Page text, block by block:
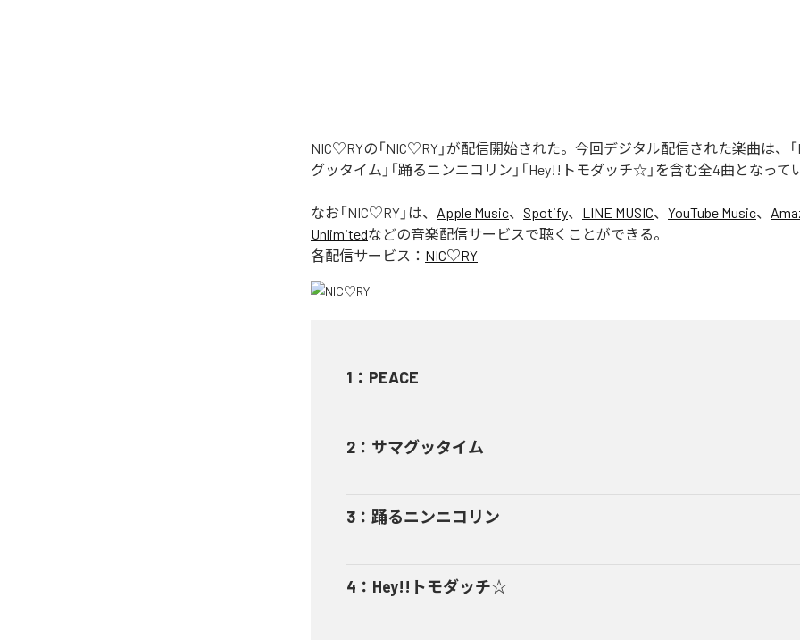
NIC♡RYの「NIC♡RY」が配信開始された。今回デジタル配信された楽曲は、「
グッタイム」「踊るニンニコリン」「Hey!!トモダッチ☆」を含む全4曲となって
なお「NIC♡RY 」は、 Apple Music、 Spotify、 LINE MUSIC、 YouTube Music、
Unlimitedなどの音楽配信サービスで聴くことができる。
各配信サービス： NIC♡RY
1 ： PEACE
2 ： サマグッタイム
3 ： 踊るニンニコリン
4 ： Hey!!トモダッチ☆